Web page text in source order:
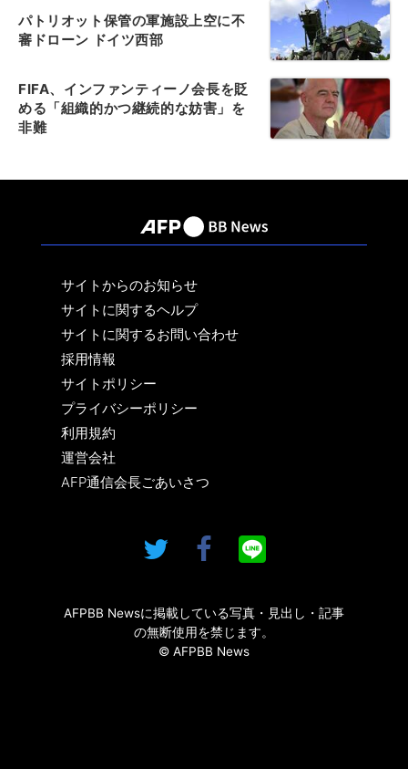
パトリオット保管の軍施設上空に不
審ドローン ドイツ西部
FIFA、インファンティーノ会長を貶
める「組織的かつ継続的な妨害」を
非難
サイトからのお知らせ
サイトに関するヘルプ
サイトに関するお問い合わせ
採用情報
サイトポリシー
プライバシーポリシー
利用規約
運営会社
AFP通信会長ごあいさつ
AFPBB Newsに掲載している写真・見出し・記事
の無断使用を禁じます。
© AFPBB News